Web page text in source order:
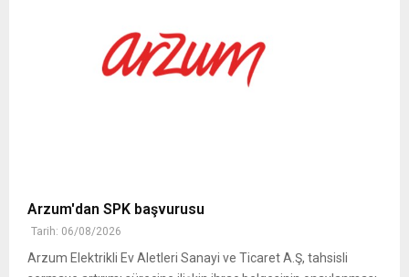
Arzum'dan SPK başvurusu
Tarih: 06/08/2026
Arzum Elektrikli Ev Aletleri Sanayi ve Ticaret A.Ş, tahsisli